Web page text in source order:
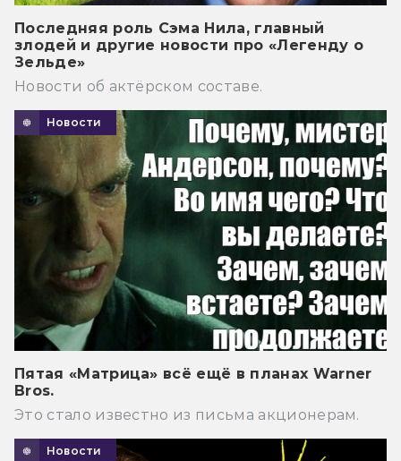
Последняя роль Сэма Нила, главный
злодей и другие новости про «Легенду о
Зельде»
Новости об актёрском составе.
Новости
Пятая «Матрица» всё ещё в планах Warner
Bros.
Это стало известно из письма акционерам.
Новости